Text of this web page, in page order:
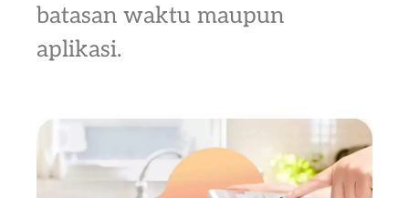
batasan waktu maupun
aplikasi.